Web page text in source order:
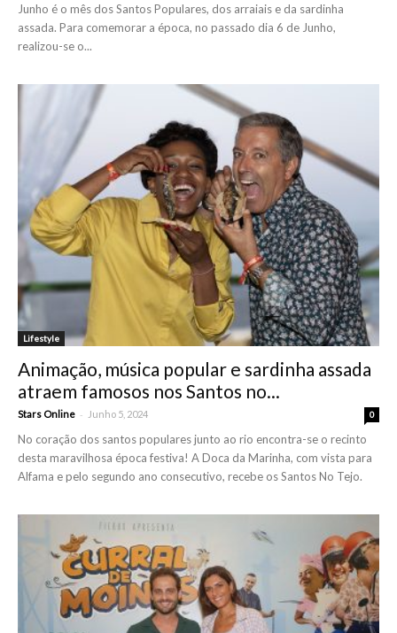
Junho é o mês dos Santos Populares, dos arraiais e da sardinha
assada. Para comemorar a época, no passado dia 6 de Junho,
realizou-se o...
Lifestyle
Animação, música popular e sardinha assada
atraem famosos nos Santos no...
Stars Online - Junho 5, 2024 0
No coração dos santos populares junto ao rio encontra-se o recinto
desta maravilhosa época festiva! A Doca da Marinha, com vista para
Alfama e pelo segundo ano consecutivo, recebe os Santos No Tejo.